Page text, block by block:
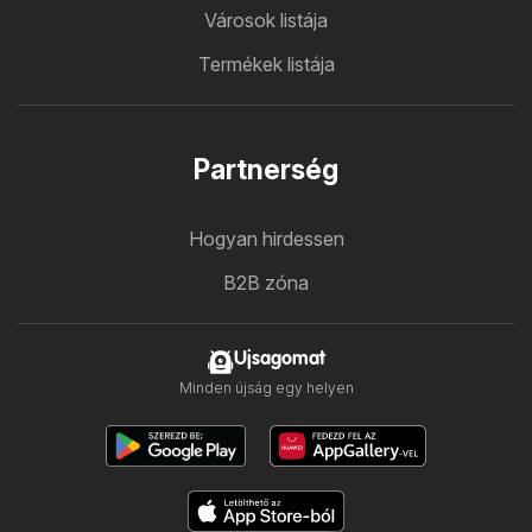
Városok listája
Termékek listája
Partnerség
Hogyan hirdessen
B2B zóna
Ujsagomat
Minden újság egy helyen